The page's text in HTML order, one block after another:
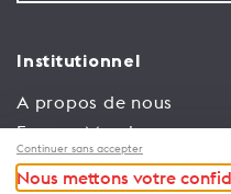
Institutionnel
A propos de nous
Espace Membres
Emploi
Continuer sans accepter
Nous mettons votre